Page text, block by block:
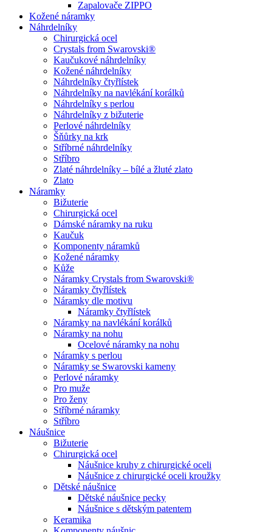
Zapalovače ZIPPO
Kožené náramky
Náhrdelníky
Chirurgická ocel
Crystals from Swarovski®
Kaučukové náhrdelníky
Kožené náhrdelníky
Náhrdelníky čtyřlístek
Náhrdelníky na navlékání korálků
Náhrdelníky s perlou
Náhrdelníky z bižuterie
Perlové náhrdelníky
Šňůrky na krk
Stříbrné náhrdelníky
Stříbro
Zlaté náhrdelníky – bílé a žluté zlato
Zlato
Náramky
Bižuterie
Chirurgická ocel
Dámské náramky na ruku
Kaučuk
Komponenty náramků
Kožené náramky
Kůže
Náramky Crystals from Swarovski®
Náramky čtyřlístek
Náramky dle motivu
Náramky čtyřlístek
Náramky na navlékání korálků
Náramky na nohu
Ocelové náramky na nohu
Náramky s perlou
Náramky se Swarovski kameny
Perlové náramky
Pro muže
Pro ženy
Stříbrné náramky
Stříbro
Náušnice
Bižuterie
Chirurgická ocel
Náušnice kruhy z chirurgické oceli
Náušnice z chirurgické oceli kroužky
Dětské náušnice
Dětské náušnice pecky
Náušnice s dětským patentem
Keramika